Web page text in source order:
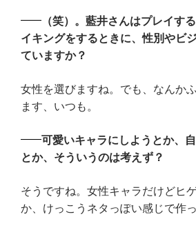
（笑）。藍井さんはプレイす
イキングをするときに、性別やビ
ていますか？
女性を選びますね。でも、なんか
ます、いつも。
可愛いキャラにしようとか、
とか、そういうのは考えず？
そうですね。女性キャラだけどヒ
か、けっこうネタっぽい感じで作っ